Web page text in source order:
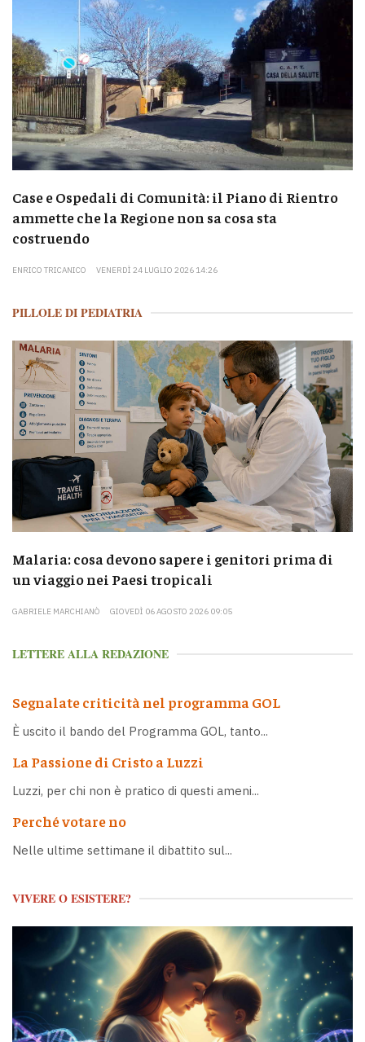
Case e Ospedali di Comunità: il Piano di Rientro
ammette che la Regione non sa cosa sta
costruendo
ENRICO TRICANICO VENERDÌ 24 LUGLIO 2026 14:26
PILLOLE DI PEDIATRIA
Malaria: cosa devono sapere i genitori prima di
un viaggio nei Paesi tropicali
GABRIELE MARCHIANÒ GIOVEDÌ 06 AGOSTO 2026 09:05
LETTERE ALLA REDAZIONE
Segnalate criticità nel programma GOL
È uscito il bando del Programma GOL, tanto...
La Passione di Cristo a Luzzi
Luzzi, per chi non è pratico di questi ameni...
Perché votare no
Nelle ultime settimane il dibattito sul...
VIVERE O ESISTERE?